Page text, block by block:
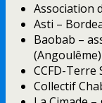
Association
Asti –
Baobab –
(Angoulême)
CCFD-Terre
Collectif